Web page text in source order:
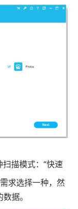
描模式：“快速
求选择一种，然
据。